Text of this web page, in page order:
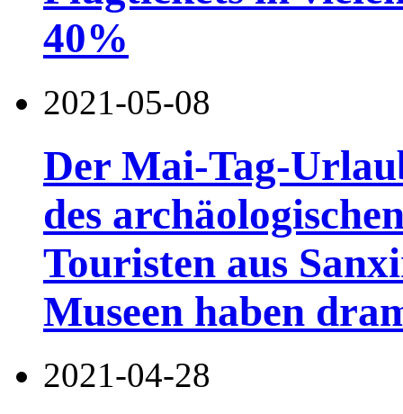
40%
2021-05-08
Der Mai-Tag-
des
Touristen aus
Museen haben
2021-04-28